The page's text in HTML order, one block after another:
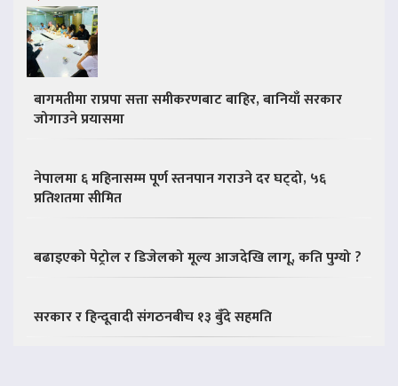
बागमतीमा राप्रपा सत्ता समीकरणबाट बाहिर, बानियाँ सरकार
जोगाउने प्रयासमा
नेपालमा ६ महिनासम्म पूर्ण स्तनपान गराउने दर घट्दो, ५६
प्रतिशतमा सीमित
बढाइएको पेट्रोल र डिजेलको मूल्य आजदेखि लागू, कति पुग्यो ?
सरकार र हिन्दूवादी संगठनबीच १३ बुँदे सहमति